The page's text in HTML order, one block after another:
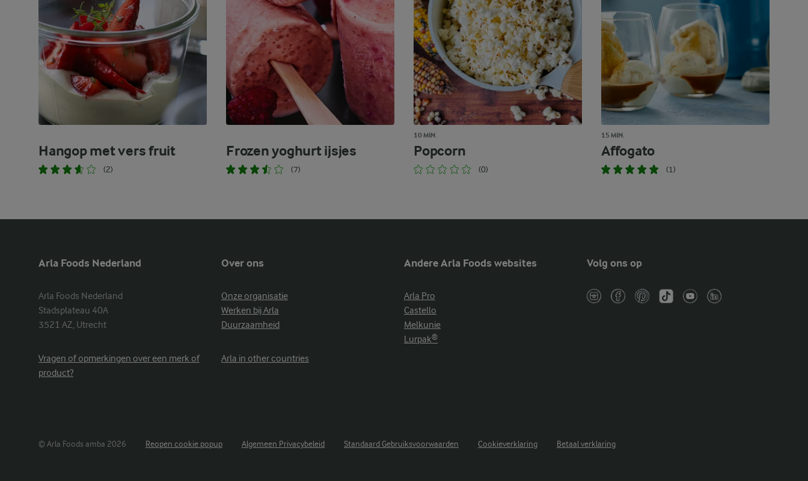
Hangop met vers fruit
(2)
Frozen yoghurt ijsjes
(7)
10 MIN.
Popcorn
(0)
15 MIN.
Affogato
(1)
Arla Foods Nederland
Arla Foods Nederland
Stadsplateau 40A
3521 AZ, Utrecht
Vragen of opmerkingen over een merk of
product?
Over ons
Onze organisatie
Werken bij Arla
Duurzaamheid
Arla in other countries
Andere Arla Foods websites
Arla Pro
Castello
Melkunie
Lurpak®
Volg ons op
© Arla Foods amba 2026 Reopen cookie popup Algemeen Privacybeleid Standaard Gebruiksvoorwaarden Cookieverklaring Betaal verklaring